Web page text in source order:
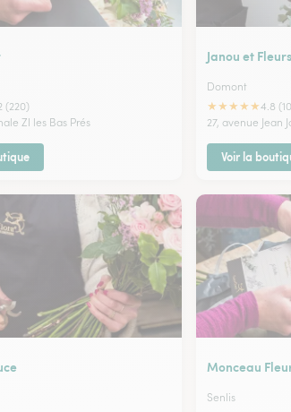
(220)
ZI les Bas Prés
Janou et Fleurs
Domont
★★★★★4.8
27, avenue Jean
Voir la
Monceau
Senlis